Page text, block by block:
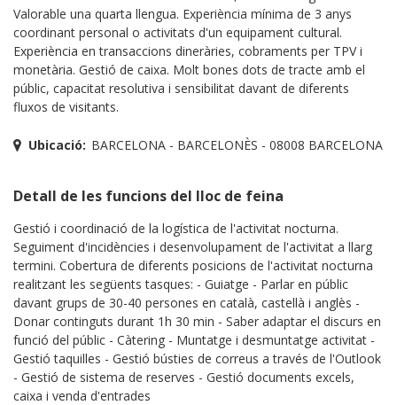
Valorable una quarta llengua. Experiència mínima de 3 anys
coordinant personal o activitats d'un equipament cultural.
Experiència en transaccions dineràries, cobraments per TPV i
monetària. Gestió de caixa. Molt bones dots de tracte amb el
públic, capacitat resolutiva i sensibilitat davant de diferents
fluxos de visitants.
Ubicació: BARCELONA - BARCELONÈS - 08008 BARCELONA
Detall de les funcions del lloc de feina
Gestió i coordinació de la logística de l'activitat nocturna.
Seguiment d'incidències i desenvolupament de l'activitat a llarg
termini. Cobertura de diferents posicions de l'activitat nocturna
realitzant les següents tasques: - Guiatge - Parlar en públic
davant grups de 30-40 persones en català, castellà i anglès -
Donar continguts durant 1h 30 min - Saber adaptar el discurs en
funció del públic - Càtering - Muntatge i desmuntatge activitat -
Gestió taquilles - Gestió bústies de correus a través de l'Outlook
- Gestió de sistema de reserves - Gestió documents excels,
caixa i venda d'entrades